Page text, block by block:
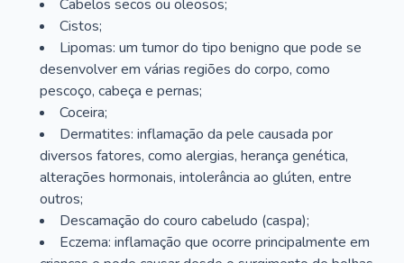
Cabelos secos ou oleosos;
Cistos;
Lipomas: um tumor do tipo benigno que pode se
desenvolver em várias regiões do corpo, como
pescoço, cabeça e pernas;
Coceira;
Dermatites: inflamação da pele causada por
diversos fatores, como alergias, herança genética,
alterações hormonais, intolerância ao glúten, entre
outros;
Descamação do couro cabeludo (caspa);
Eczema: inflamação que ocorre principalmente em